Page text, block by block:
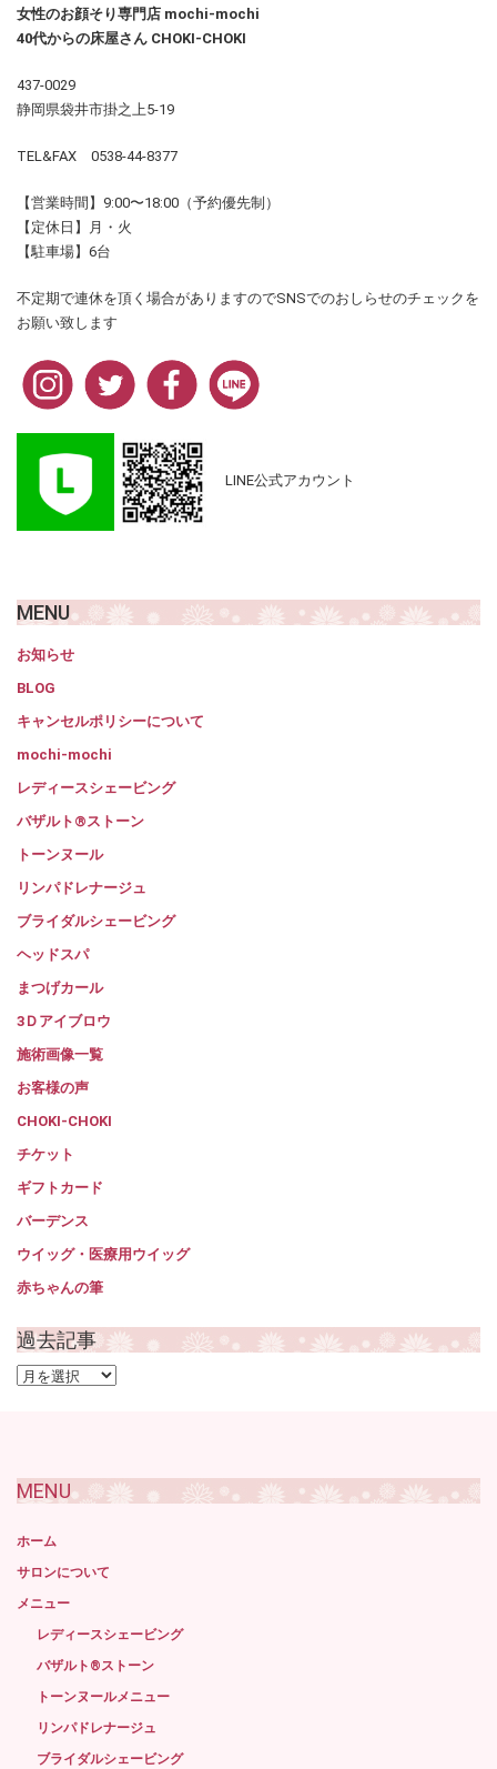
女性のお顔そり専門店 mochi-mochi
40代からの床屋さん CHOKI-CHOKI
437-0029
静岡県袋井市掛之上5-19
TEL&FAX 0538-44-8377
【営業時間】9:00〜18:00（予約優先制）
【定休日】月・火
【駐車場】6台
不定期で連休を頂く場合がありますのでSNSでのおしらせのチェックを
お願い致します
LINE公式アカウント
MENU
お知らせ
BLOG
キャンセルポリシーについて
mochi-mochi
レディースシェービング
バザルト®ストーン
トーンヌール
リンパドレナージュ
ブライダルシェービング
ヘッドスパ
まつげカール
3Ｄアイブロウ
施術画像一覧
お客様の声
CHOKI-CHOKI
チケット
ギフトカード
バーデンス
ウイッグ・医療用ウイッグ
赤ちゃんの筆
過去記事
過
MENU
ホーム
サロンについて
メニュー
レディースシェービング
バザルト®ストーン
トーンヌールメニュー
リンパドレナージュ
ブライダルシェービング